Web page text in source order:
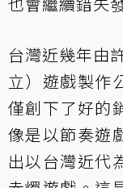
台灣近幾年由
立）遊戲製作
僅創下了好的
像是以節奏遊
出以台灣近代